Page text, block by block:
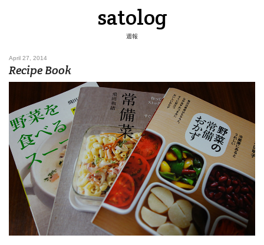
satolog
週報
April 27, 2014
Recipe Book